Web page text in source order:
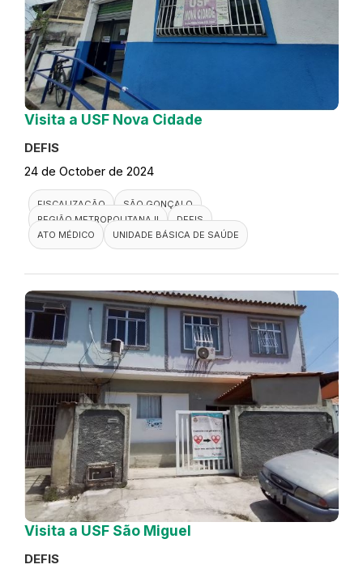
Visita a USF Nova Cidade
DEFIS
24 de October de 2024
FISCALIZAÇÃO
SÃO GONÇALO
REGIÃO METROPOLITANA II
DEFIS
ATO MÉDICO
UNIDADE BÁSICA DE SAÚDE
Visita a USF São Miguel
DEFIS